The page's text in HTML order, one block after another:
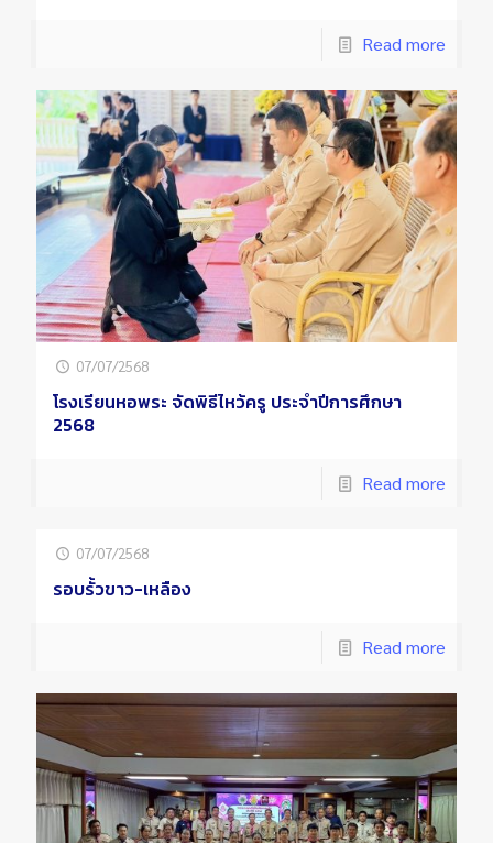
Read more
07/07/2568
โรงเรียนหอพระ จัดพิธีไหว้ครู ประจำปีการศึกษา
2568
Read more
07/07/2568
รอบรั้วขาว-เหลือง
Read more